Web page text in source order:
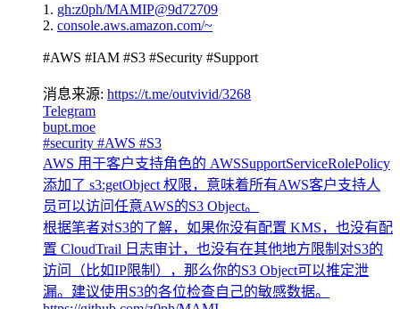
1. gh:z0ph/MAMIP@9d72709
2. console.aws.amazon.com/~
#AWS #IAM #S3 #Security #Support
消息来源: https://t.me/outvivid/3268
Telegram
bupt.moe
#security #AWS #S3
AWS 用于客户支持角色的 AWSSupportServiceRolePolicy
添加了 s3:getObject 权限，意味着所有AWS客户支持人
员可以访问任意AWS的S3 Object。
根据笔者对S3的了解，如果你没有配置 KMS，也没有配
置 CloudTrail 日志审计，也没有在其他地方限制对S3的
访问（比如IP限制），那么你的S3 Object可以推定泄
漏。建议使用S3的各位检查自己的敏感数据。